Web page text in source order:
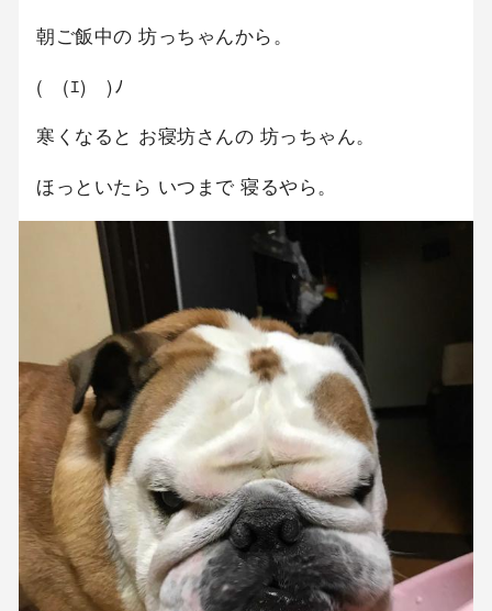
朝ご飯中の 坊っちゃんから。
(￣(ｴ)￣)ﾉ
寒くなると お寝坊さんの 坊っちゃん。
ほっといたら いつまで 寝るやら。